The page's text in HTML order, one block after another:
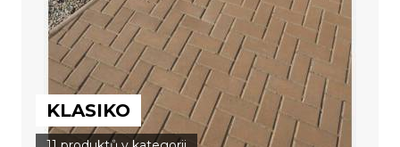
KLASIKO